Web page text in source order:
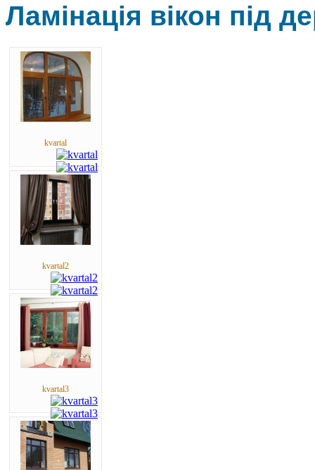
Ламінація вікон під
kvartal
kvartal2
kvartal3